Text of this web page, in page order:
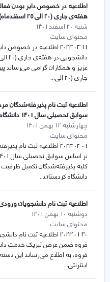
اطلاعیه در خصوص دایر بودن
هفته‌ی جاری (۲۰ الی ۲۵ اسفندماه)
شنبه 20 اسفند 1401
محتوای سایت
11 03 2023 اطلاعیه در
عزیز و همکاران گرامی می‌رساند
جاری (۲۰ الی...
اطلاعیه ثبت نام
سوابق تحصیلی سال 1401 دانشگاه کردستان
چهارشنبه 12 بهمن 1401
محتوای سایت
01 02 2023 اطلاعیه ثبت
دانشگاه کردستان...
اطلاعیه ثبت نام دانشجویان ورودی بهمن 1401
دوشنبه 10 بهمن 1401
محتوای سایت
قروه، به اطلاع می‌رساند این
اینترنتی...